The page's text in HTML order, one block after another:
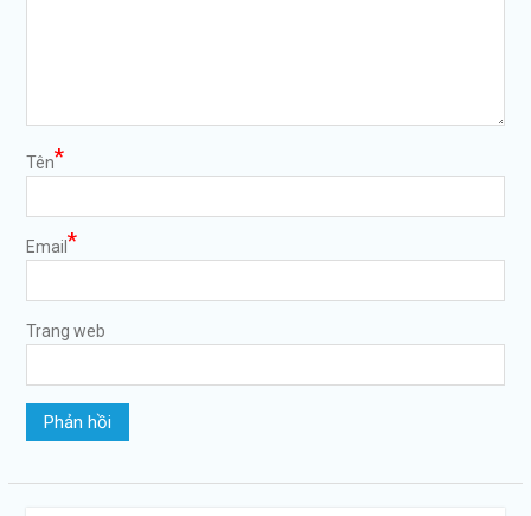
Tên*
Email *
Trang web
https://tuvanltl.com/giay-
2018">